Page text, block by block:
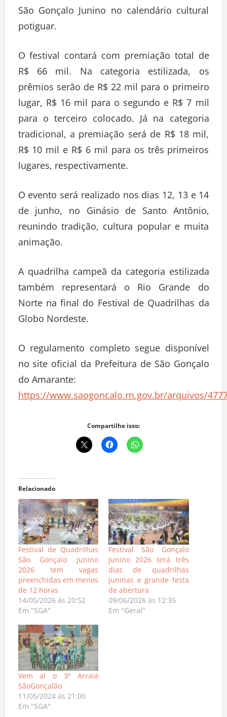
São Gonçalo Junino no calendário cultural
potiguar.
O festival contará com premiação total de
R$ 66 mil. Na categoria estilizada, os
prêmios serão de R$ 22 mil para o primeiro
lugar, R$ 16 mil para o segundo e R$ 7 mil
para o terceiro colocado. Já na categoria
tradicional, a premiação será de R$ 18 mil,
R$ 10 mil e R$ 6 mil para os três primeiros
lugares, respectivamente.
O evento será realizado nos dias 12, 13 e 14
de junho, no Ginásio de Santo Antônio,
reunindo tradição, cultura popular e muita
animação.
A quadrilha campeã da categoria estilizada
também representará o Rio Grande do
Norte na final do Festival de Quadrilhas da
Globo Nordeste.
O regulamento completo segue disponível
no site oficial da Prefeitura de São Gonçalo
do Amarante:
https://www.saogoncalo.rn.gov.br/arquivos/4777/
Compartilhe isso:
Relacionado
Festival de Quadrilhas
São Gonçalo Junino
2026 tem vagas
preenchidas em menos
de 12 horas
14/05/2026 às 20:52
Em "SGA"
Festival São Gonçalo
Junino 2026 terá três
dias de quadrilhas
juninas e grande festa
de abertura
09/06/2026 às 12:35
Em "Geral"
Vem aí o 3º Arraiá
SãoGonçalão
11/05/2024 às 21:00
Em "SGA"